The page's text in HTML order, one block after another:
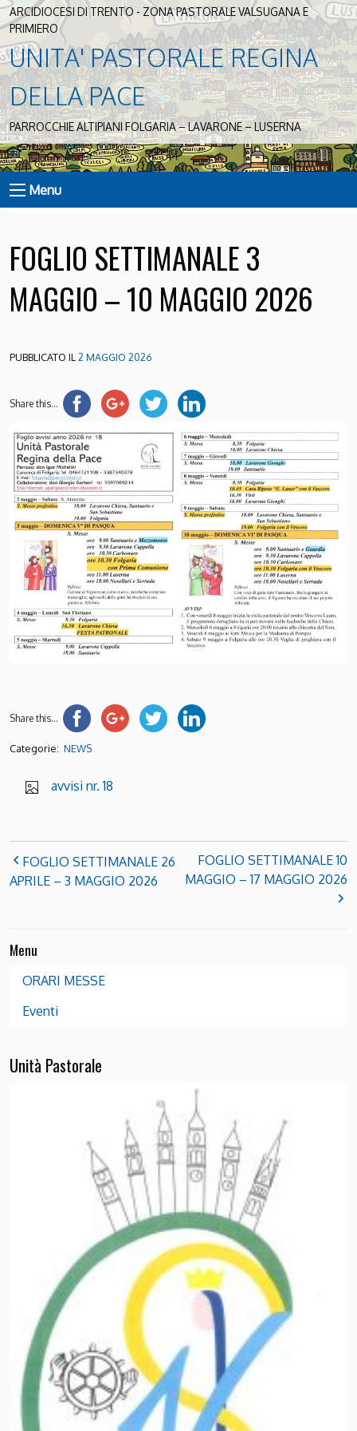
ARCIDIOCESI DI TRENTO - ZONA PASTORALE VALSUGANA E
PRIMIERO
UNITA' PASTORALE REGINA
DELLA PACE
PARROCCHIE ALTIPIANI FOLGARIA – LAVARONE – LUSERNA
Menu
FOGLIO SETTIMANALE 3
MAGGIO – 10 MAGGIO 2026
PUBBLICATO IL2 MAGGIO 2026
Share this...
Share this...
Categorie: NEWS
avvisi nr. 18
FOGLIO SETTIMANALE 26
APRILE – 3 MAGGIO 2026
FOGLIO SETTIMANALE 10
MAGGIO – 17 MAGGIO 2026
Menu
ORARI MESSE
Eventi
Unità Pastorale